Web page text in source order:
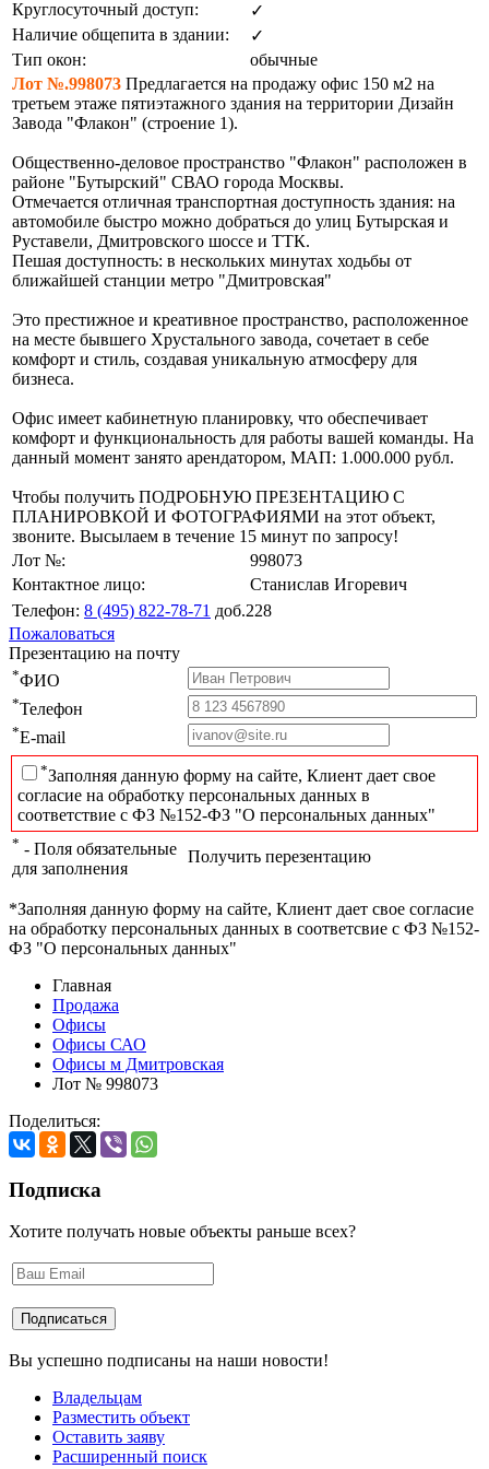
Круглосуточный доступ:
✓
Наличие общепита в здании:
✓
Тип окон:
обычные
Лот №.998073 Предлагается на продажу офис 150 м2 на
третьем этаже пятиэтажного здания на территории Дизайн
Завода "Флакон" (строение 1).
Общественно-деловое пространство "Флакон" расположен в
районе "Бутырский" СВАО города Москвы.
Отмечается отличная транспортная доступность здания: на
автомобиле быстро можно добраться до улиц Бутырская и
Руставели, Дмитровского шоссе и ТТК.
Пешая доступность: в нескольких минутах ходьбы от
ближайшей станции метро "Дмитровская"
Это престижное и креативное пространство, расположенное
на месте бывшего Хрустального завода, сочетает в себе
комфорт и стиль, создавая уникальную атмосферу для
бизнеса.
Офис имеет кабинетную планировку, что обеспечивает
комфорт и функциональность для работы вашей команды. На
данный момент занято арендатором, МАП: 1.000.000 рубл.
Чтобы получить ПОДРОБНУЮ ПРЕЗЕНТАЦИЮ С
ПЛАНИРОВКОЙ И ФОТОГРАФИЯМИ на этот объект,
звоните. Высылаем в течение 15 минут по запросу!
Лот №:
998073
Контактное лицо:
Станислав Игоревич
Телефон: 8 (495) 822-78-71 доб.228
Пожаловаться
Презентацию на почту
*ФИО
*Телефон
*E-mail
*Заполняя данную форму на сайте, Клиент дает свое
согласие на обработку персональных данных в
соответствие с ФЗ №152-ФЗ "О персональных данных"
* - Поля обязательные
для заполнения
Получить перезентацию
*Заполняя данную форму на сайте, Клиент дает свое согласие
на обработку персональных данных в соответсвие с ФЗ №152-
ФЗ "О персональных данных"
Главная
Продажа
Офисы
Офисы САО
Офисы м Дмитровская
Лот № 998073
Поделиться:
Подписка
Хотите получать новые объекты раньше всех?
Вы успешно подписаны на наши новости!
Владельцам
Разместить объект
Оставить заяву
Расширенный поиск